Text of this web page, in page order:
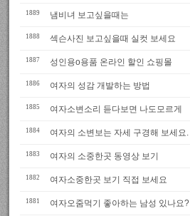
1889 냄비녀 보고싶을때는
1888 섹슨사진 보고싶을때 실컷 보세요
1887 성인용o용품 온라인 할인 쇼핑몰
1886 여자의 성감 개발하는 방법
1885 여자소변소리 듣다보면 나도모르게
1884 여자의 소변보는 자세 구경해 보세요.
1883 여자의 소중한곳 동영상 보기
1882 여자소중한곳 보기 직접 보세요
1881 여자오줌먹기 좋아하는 남성 있나요?